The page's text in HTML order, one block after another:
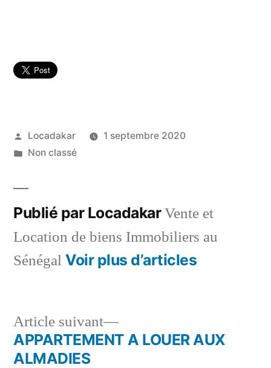
Publié
par
Locadakar
1 septembre 2020
Publié
Non classé
Publié par LocadakarVente et
Location de biens Immobiliers au
Sénégal Voir plus d’articles
Navigation
Article suivant
Article
suivant :
APPARTEMENT A LOUER AUX
ALMADIES